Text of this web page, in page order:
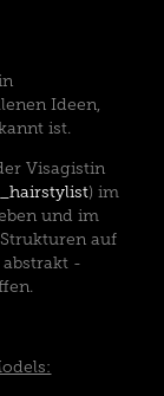
Ideen,
ist.
Visagistin
) im
und im
auf
-